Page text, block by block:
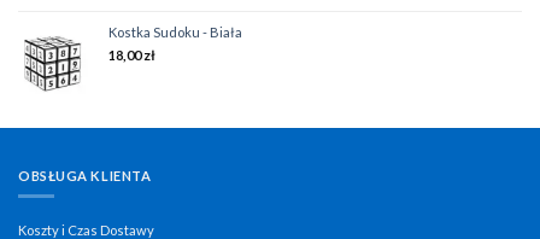
Kostka Sudoku - Biała
18,00zł
OBSŁUGA KLIENTA
Koszty i Czas Dostawy